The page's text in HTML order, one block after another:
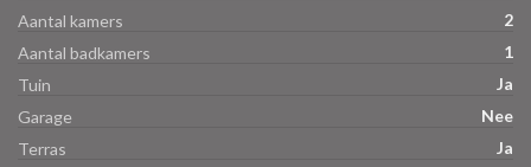
Aantal kamers
2
Aantal badkamers
1
Tuin
Ja
Garage
Nee
Terras
Ja